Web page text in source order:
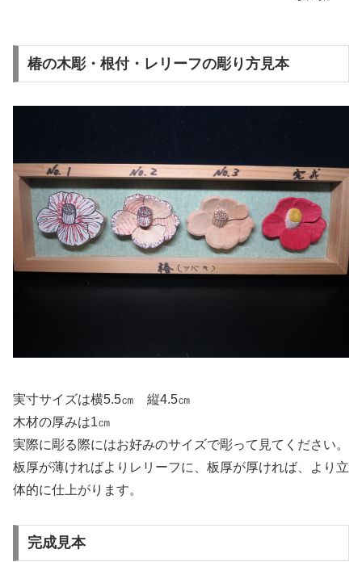
椿の木彫・根付・レリーフの彫り方見本
実寸サイズは横5.5㎝ 縦4.5㎝
木材の厚みは1㎝
実際に彫る際にはお好みのサイズで彫って見てください。
板厚が薄ければよりレリーフに、板厚が厚ければ、より立
体的に仕上がります。
完成見本